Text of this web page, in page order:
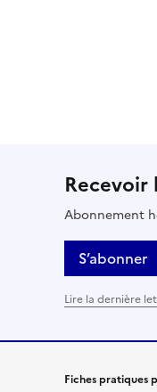
Recevoir
Abonnement
S’abonner
Lire la dernière
Fiches pratiques